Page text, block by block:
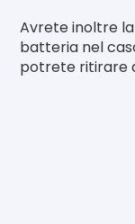
Avrete inoltre
batteria nel
potrete ritirare